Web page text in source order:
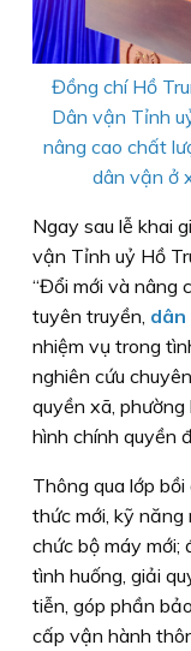
Đồng chí Hồ
Dân vận Tỉnh
nâng cao chất
dân vận ở
Ngay sau lễ khai
vận Tỉnh uỷ Hồ
“Đổi mới và nâng
tuyên truyền, dân
nhiệm vụ trong
nghiên cứu
quyền xã,
hình chính quyền
Thông qua lớp
thức mới, kỹ năng
chức bộ máy mới;
tình huống, giải
tiễn, góp phần
cấp vận hành